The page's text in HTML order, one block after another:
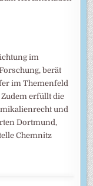
im
berät
im Themenfeld
erfüllt die
und
Dortmund,
Chemnitz